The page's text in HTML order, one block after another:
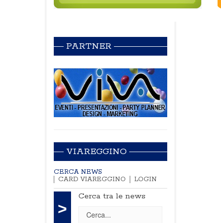
PARTNER
VIAREGGINO
CERCA NEWS
CARD VIAREGGINO
LOGIN
>
Cerca tra le news